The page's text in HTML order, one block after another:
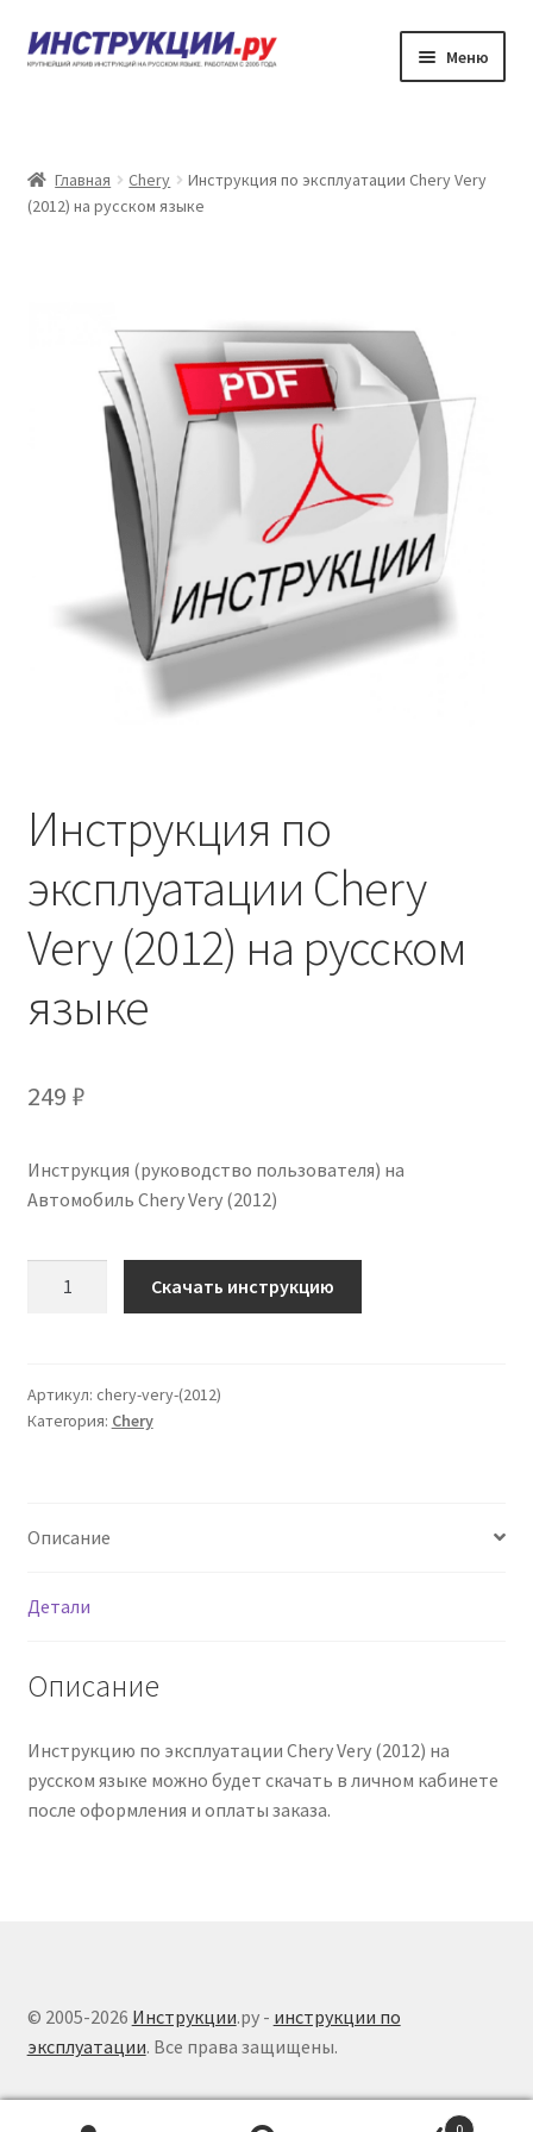
Перейти
к
Перейти
к
Меню
Каталог инструкций по эксплуатации
Контакты
Главная Chery
Инструкция по эксплуатации Chery Very
(2012) на русском языке
Инструкция по
эксплуатации Chery
Very (2012) на русском
языке
249 ₽
Инструкция (руководство пользователя) на
Автомобиль Chery Very (2012)
Chery
Very
языке
Скачать инструкцию
Артикул: chery-very-(2012)
Категория: Chery
Описание
Детали
Описание
Инструкцию по эксплуатации Chery Very (2012) на
русском языке можно будет скачать в личном кабинете
после оформления и оплаты заказа.
© 2005-2026 Инструкции.ру - инструкции по
эксплуатации. Все права защищены.